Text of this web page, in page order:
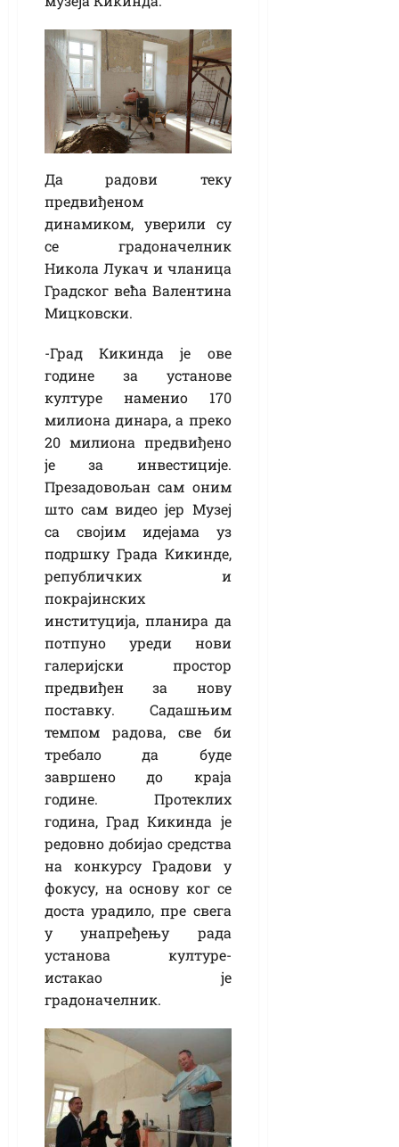
Да радови теку
предвиђеном
динамиком, уверили су
се градоначелник
Никола Лукач и чланица
Градског већа Валентина
Мицковски.
-Град Кикинда је ове
године за установе
културе наменио 170
милиона динара, а преко
20 милиона предвиђено
је за инвестиције.
Презадовољан сам оним
што сам видео јер Музеј
са својим идејама уз
подршку Града Кикинде,
републичких и
покрајинских
институција, планира да
потпуно уреди нови
галеријски простор
предвиђен за нову
поставку. Садашњим
темпом радова, све би
требало да буде
завршено до краја
године. Протеклих
година, Град Кикинда је
редовно добијао средства
на конкурсу Градови у
фокусу, на основу ког се
доста урадило, пре свега
у унапређењу рада
установа културе-
истакао је
градоначелник.